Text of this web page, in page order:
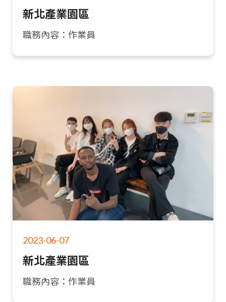
新北產業園區
職務內容：作業員
2023-06-07
新北產業園區
職務內容：作業員